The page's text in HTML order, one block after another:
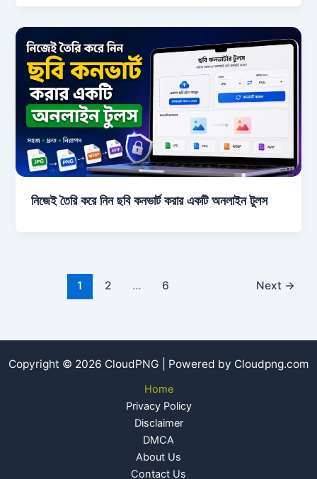
নিজেই তৈরি করে নিন ছবি কনভার্ট করার একটি অনলাইন টুলস
1 2 … 6 Next →
Copyright © 2026 CloudPNG | Powered by Cloudpng.com
Home
Privacy Policy
Disclaimer
DMCA
About Us
Contact Us